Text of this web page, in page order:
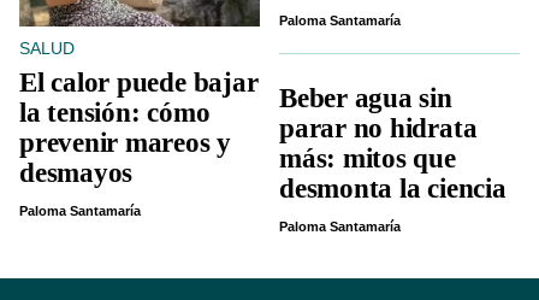
SALUD
El calor puede bajar
la tensión: cómo
prevenir mareos y
desmayos
Paloma Santamaría
Paloma Santamaría
Beber agua sin
parar no hidrata
más: mitos que
desmonta la ciencia
Paloma Santamaría